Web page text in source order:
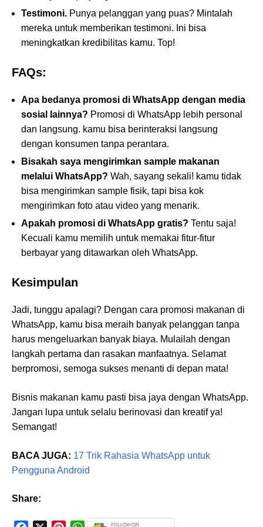
Testimoni. Punya pelanggan yang puas? Mintalah
mereka untuk memberikan testimoni. Ini bisa
meningkatkan kredibilitas kamu. Top!
FAQs:
Apa bedanya promosi di WhatsApp dengan media
sosial lainnya? Promosi di WhatsApp lebih personal
dan langsung. kamu bisa berinteraksi langsung
dengan konsumen tanpa perantara.
Bisakah saya mengirimkan sample makanan
melalui WhatsApp? Wah, sayang sekali! kamu tidak
bisa mengirimkan sample fisik, tapi bisa kok
mengirimkan foto atau video yang menarik.
Apakah promosi di WhatsApp gratis? Tentu saja!
Kecuali kamu memilih untuk memakai fitur-fitur
berbayar yang ditawarkan oleh WhatsApp.
Kesimpulan
Jadi, tunggu apalagi? Dengan cara promosi makanan di
WhatsApp, kamu bisa meraih banyak pelanggan tanpa
harus mengeluarkan banyak biaya. Mulailah dengan
langkah pertama dan rasakan manfaatnya. Selamat
berpromosi, semoga sukses menanti di depan mata!
Bisnis makanan kamu pasti bisa jaya dengan WhatsApp.
Jangan lupa untuk selalu berinovasi dan kreatif ya!
Semangat!
BACA JUGA: 17 Trik Rahasia WhatsApp untuk
Pengguna Android
Share: